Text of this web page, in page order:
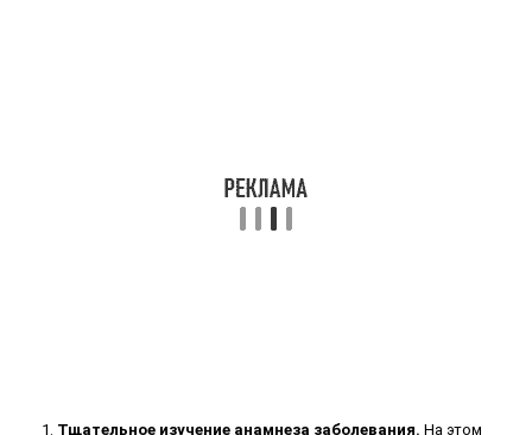
Тщательное изучение анамнеза заболевания. На этом